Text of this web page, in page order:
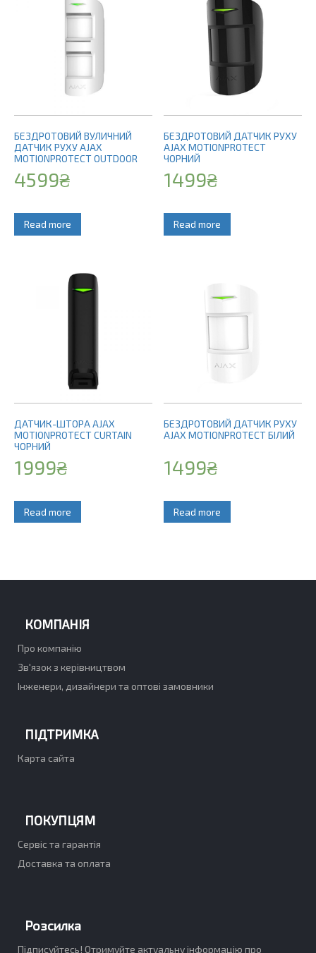
БЕЗДРОТОВИЙ ВУЛИЧНИЙ
ДАТЧИК РУХУ AJAX
MOTIONPROTECT OUTDOOR
4599₴
Read more
БЕЗДРОТОВИЙ ДАТЧИК РУХУ
AJAX MOTIONPROTECT
ЧОРНИЙ
1499₴
Read more
ДАТЧИК-ШТОРА AJAX
MOTIONPROTECT CURTAIN
ЧОРНИЙ
1999₴
Read more
БЕЗДРОТОВИЙ ДАТЧИК РУХУ
AJAX MOTIONPROTECT БІЛИЙ
1499₴
Read more
КОМПАНІЯ
Про компанію
Зв'язок з керівництвом
Інженери, дизайнери та оптові замовники
ПІДТРИМКА
Карта сайта
ПОКУПЦЯМ
Сервіс та гарантія
Доставка та оплата
Розсилка
Підписуйтесь! Отримуйте актуальну інформацію про